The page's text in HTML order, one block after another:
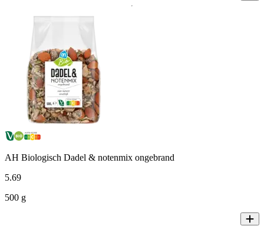
AH Biologisch Dadel & notenmix ongebrand
5.69
500 g